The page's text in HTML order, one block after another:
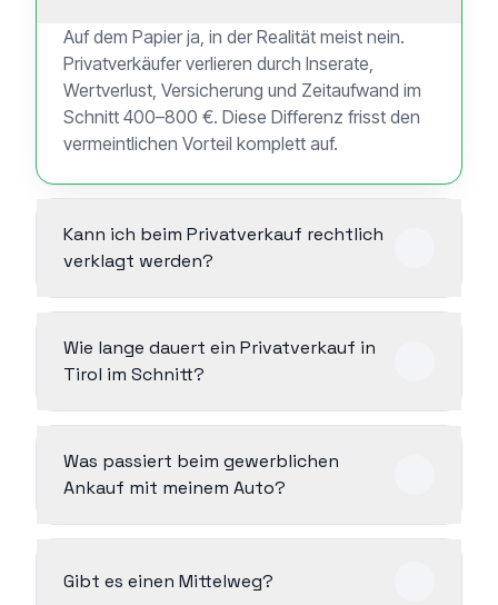
Auf dem Papier ja, in der Realität meist nein.
Privatverkäufer verlieren durch Inserate,
Wertverlust, Versicherung und Zeitaufwand im
Schnitt 400–800 €. Diese Differenz frisst den
vermeintlichen Vorteil komplett auf.
Kann ich beim Privatverkauf rechtlich
verklagt werden?
Wie lange dauert ein Privatverkauf in
Tirol im Schnitt?
Was passiert beim gewerblichen
Ankauf mit meinem Auto?
Gibt es einen Mittelweg?